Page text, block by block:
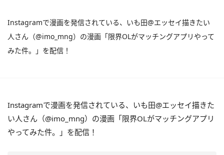
Instagramで漫画を発信されている、いも田@エッセイ描きたい
人さん（@imo_mng）の漫画「限界OLがマッチングアプリやって
みた件。」を配信！
Instagramで漫画を発信されている、いも田@エッセイ描きた
い人さん（@imo_mng）の漫画「限界OLがマッチングアプリ
やってみた件。」を配信！